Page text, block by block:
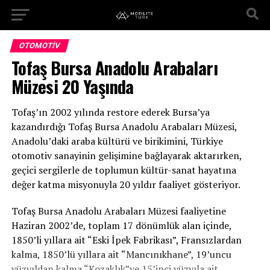
OTOMOTIV
Tofaş Bursa Anadolu Arabaları
Müzesi 20 Yaşında
Tofaş’ın 2002 yılında restore ederek Bursa’ya
kazandırdığı Tofaş Bursa Anadolu Arabaları Müzesi,
Anadolu’daki araba kültürü ve birikimini, Türkiye
otomotiv sanayinin gelişimine bağlayarak aktarırken,
geçici sergilerle de toplumun kültür-sanat hayatına
değer katma misyonuyla 20 yıldır faaliyet gösteriyor.
Tofaş Bursa Anadolu Arabaları Müzesi faaliyetine
Haziran 2002’de, toplam 17 dönümlük alan içinde,
1850’li yıllara ait “Eski İpek Fabrikası”, Fransızlardan
kalma, 1850’lü yıllara ait “Mancınıkhane”, 19’uncu